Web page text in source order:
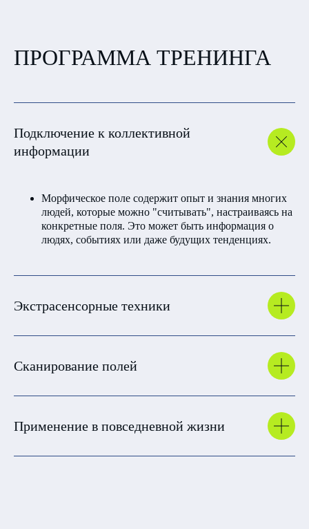
ПРОГРАММА ТРЕНИНГА
Подключение к коллективной
информации
Морфическое поле содержит опыт и знания многих
людей, которые можно "считывать", настраиваясь на
конкретные поля. Это может быть информация о
людях, событиях или даже будущих тенденциях.
Экстрасенсорные техники
Сканирование полей
Применение в повседневной жизни
Доступны различные варианты оплаты:
очно в Москве
Оплата иностранной картой